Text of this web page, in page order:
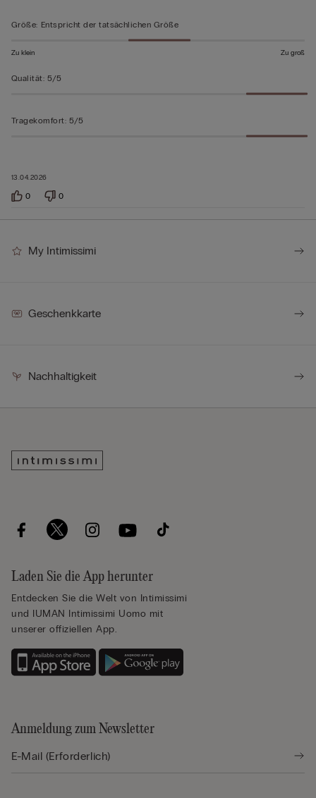
bewertet
13.04.2026
Größe: Entspricht der tatsächlichen Größe
Zu klein Zu groß
Qualität: 5/5
Tragekomfort: 5/5
0 0
My Intimissimi
Geschenkkarte
Nachhaltigkeit
Laden Sie die App herunter
Entdecken Sie die Welt von Intimissimi
und IUMAN Intimissimi Uomo mit
unserer offiziellen App.
Anmeldung zum Newsletter